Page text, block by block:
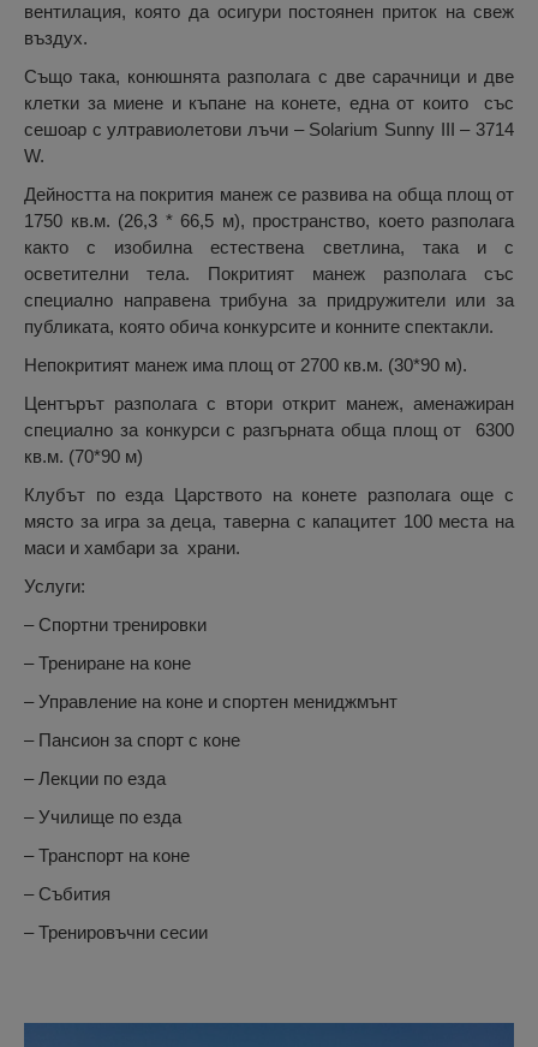
вентилация, която да осигури постоянен приток на свеж
въздух.
Също така, конюшнята разполага с две сарачници и две
клетки за миене и къпане на конете, една от които със
сешоар с ултравиолетови лъчи – Solarium Sunny III – 3714
W.
Дейността на покрития манеж се развива на обща площ от
1750 кв.м. (26,3 * 66,5 м), пространство, което разполага
както с изобилна естествена светлина, така и с
осветителни тела. Покритият манеж разполага със
специално направена трибуна за придружители или за
публиката, която обича конкурсите и конните спектакли.
Непокритият манеж има площ от 2700 кв.м. (30*90 м).
Центърът разполага с втори открит манеж, аменажиран
специално за конкурси с разгърната обща площ от 6300
кв.м. (70*90 м)
Клубът по езда Царството на конете разполага още с
място за игра за деца, таверна с капацитет 100 места на
маси и хамбари за храни.
Услуги:
– Спортни тренировки
– Трениране на коне
– Управление на коне и спортен мениджмънт
– Пансион за спорт с коне
– Лекции по езда
– Училище по езда
– Транспорт на коне
– Събития
– Тренировъчни сесии